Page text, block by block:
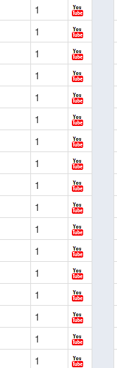
1
1
1
1
1
1
1
1
1
1
1
1
1
1
1
1
1